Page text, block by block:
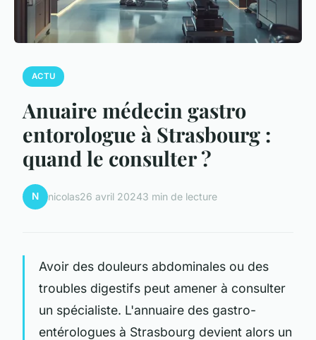
ACTU
Anuaire médecin gastro
entorologue à Strasbourg :
quand le consulter ?
N nicolas26 avril 20243 min de lecture
Avoir des douleurs abdominales ou des
troubles digestifs peut amener à consulter
un spécialiste. L'annuaire des gastro-
entérologues à Strasbourg devient alors un